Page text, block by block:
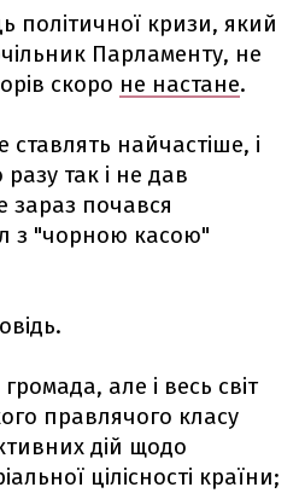
політичної кризи, який
Парламенту, не
скоро не настане.
найчастіше, і
так і не дав
зараз почався
з "чорною касою"
але і весь світ
правлячого класу
дій щодо
цілісності країни;